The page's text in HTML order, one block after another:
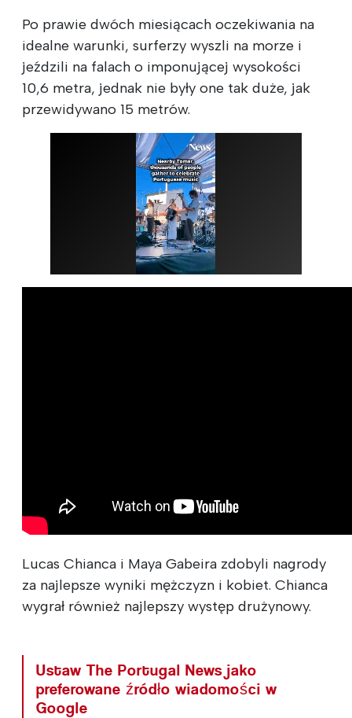
Po prawie dwóch miesiącach oczekiwania na
idealne warunki, surferzy wyszli na morze i
jeździli na falach o imponującej wysokości
10,6 metra, jednak nie były one tak duże, jak
przewidywano 15 metrów.
Lucas Chianca i Maya Gabeira zdobyli nagrody
za najlepsze wyniki mężczyzn i kobiet. Chianca
wygrał również najlepszy występ drużynowy.
Ustaw The Portugal News jako
preferowane źródło wiadomości w
Google